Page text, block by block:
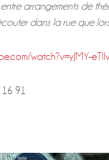
entre arrangements de
dans la rue que
watch?v=yJMY-
91